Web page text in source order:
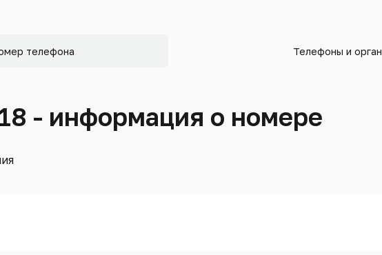
Телефоны и
- информация о номере